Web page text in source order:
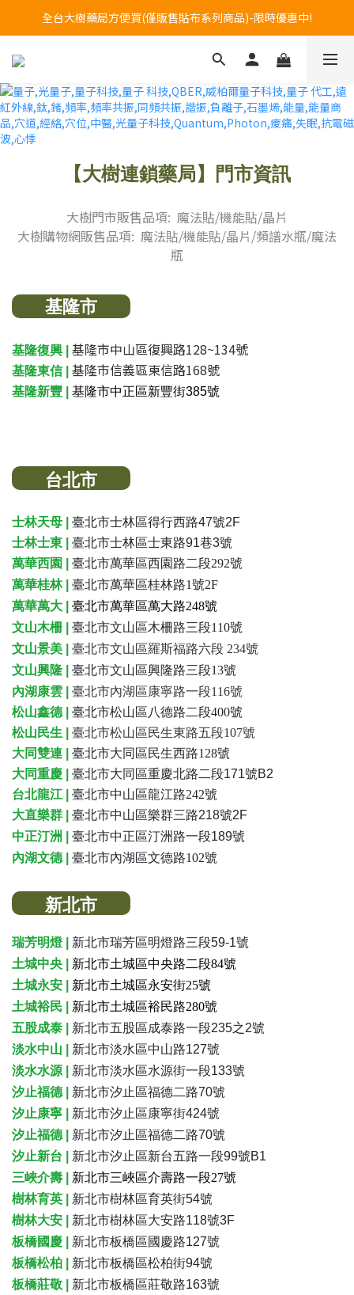
訂購專線 0800-272-273 (服務時間:週一至週五08~17)
全台大樹藥局方便買(僅販售貼布系列商品)-限時優惠中!
【大樹連鎖藥局】門市資訊
大樹門市販售品項: 魔法貼/機能貼/晶片
大樹購物網販售品項: 魔法貼/機能貼/晶片/頻譜水瓶/魔法
瓶
基隆市
基隆復興 | 基隆市中山區復興路128~134號
基隆東信 | 基隆市信義區東信路168號
基隆新豐 | 基隆市中正區新豐街385號
台北市
士林天母 | 臺北市士林區得行西路47號2F
士林士東 | 臺北市士林區士東路91巷3號
萬華西園 | 臺北市萬華區西園路二段292號
萬華桂林 | 臺北市萬華區桂林路1號2F
萬華萬大 | 臺北市萬華區萬大路248號
文山木柵 | 臺北市文山區木柵路三段110號
文山景美 | 臺北市文山區羅斯福路六段 234號
文山興隆 | 臺北市文山區興隆路三段13號
內湖康雲 | 臺北市內湖區康寧路一段116號
松山鑫德 | 臺北市松山區八德路二段400號
松山民生 | 臺北市松山區民生東路五段107號
大同雙連 | 臺北市大同區民生西路128號
大同重慶 | 臺北市大同區重慶北路二段171號B2
台北龍江 | 臺北市中山區龍江路242號
大直樂群 | 臺北市中山區樂群三路218號2F
中正汀洲 | 臺北市中正區汀洲路一段189號
內湖文德 | 臺北市內湖區文德路102號
新北市
瑞芳明燈 | 新北市瑞芳區明燈路三段59-1號
土城中央
新北市土城區中央路二段84號
土城永安
新北市土城區永安街25號
土城裕民 | 新北市土城區裕民路280號
五股成泰 | 新北市五股區成泰路一段235之2號
淡水中山
新北市淡水區中山路127號
淡水水源
新北市淡水區水源街一段133號
汐止福德 | 新北市汐止區福德二路70號
汐止康寧 | 新北市汐止區康寧街424號
汐止福德 | 新北市汐止區福德二路70號
汐止新台 | 新北市汐止區新台五路一段99號B1
三峽介壽
新北市三峽區介壽路一段27號
樹林育英 | 新北市樹林區育英街54號
樹林大安 | 新北市樹林區大安路118號3F
板橋國慶 | 新北市板橋區國慶路127號
板橋松柏 | 新北市板橋區松柏街94號
板橋莊敬 | 新北市板橋區莊敬路163號